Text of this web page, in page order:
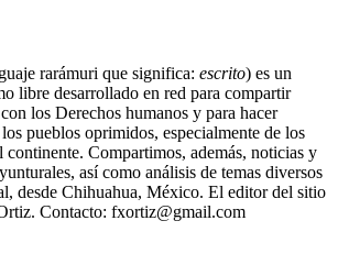
rarámuri que significa: escrito) es un
libre desarrollado en red para compartir
los Derechos humanos y para hacer
pueblos oprimidos, especialmente de los
continente. Compartimos, además, noticias y
así como análisis de temas diversos
desde Chihuahua, México. El editor del sitio
Contacto: fxortiz@gmail.com